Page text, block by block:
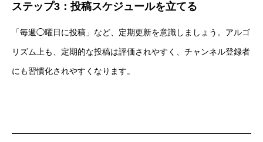
ステップ3：投稿スケジュールを立てる
「毎週◯曜日に投稿」など、定期更新を意識しましょう。アルゴ
リズム上も、定期的な投稿は評価されやすく、チャンネル登録者
にも習慣化されやすくなります。